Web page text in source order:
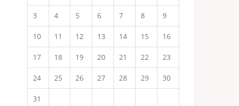
3 4 5 6 7 8 9
10 11 12 13 14 15 16
17 18 19 20 21 22 23
24 25 26 27 28 29 30
31